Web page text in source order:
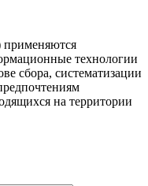
применяются
технологии
сбора, систематизации
на территории